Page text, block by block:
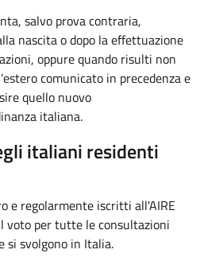
salvo prova contraria,
nascita o dopo la effettuazione
oppure quando risulti non
comunicato in precedenza e
quello nuovo
italiana.
italiani residenti
e regolarmente iscritti all'AIRE
voto per tutte le consultazioni
si svolgono in Italia.